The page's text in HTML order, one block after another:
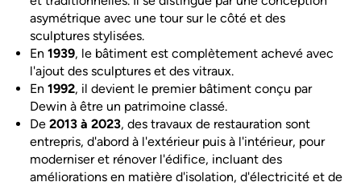
asymétrique avec une tour sur le côté et des
sculptures stylisées.
En1939, le bâtiment est complètement achevé avec
l'ajout des sculptures et des vitraux.
En1992, il devient le premier bâtiment conçu par
Dewin à être un patrimoine classé.
De2013 à 2023, des travaux de restauration sont
entrepris, d'abord à l'extérieur puis à l'intérieur, pour
moderniser et rénover l'édifice, incluant des
améliorations en matière d'isolation, d'électricité et de